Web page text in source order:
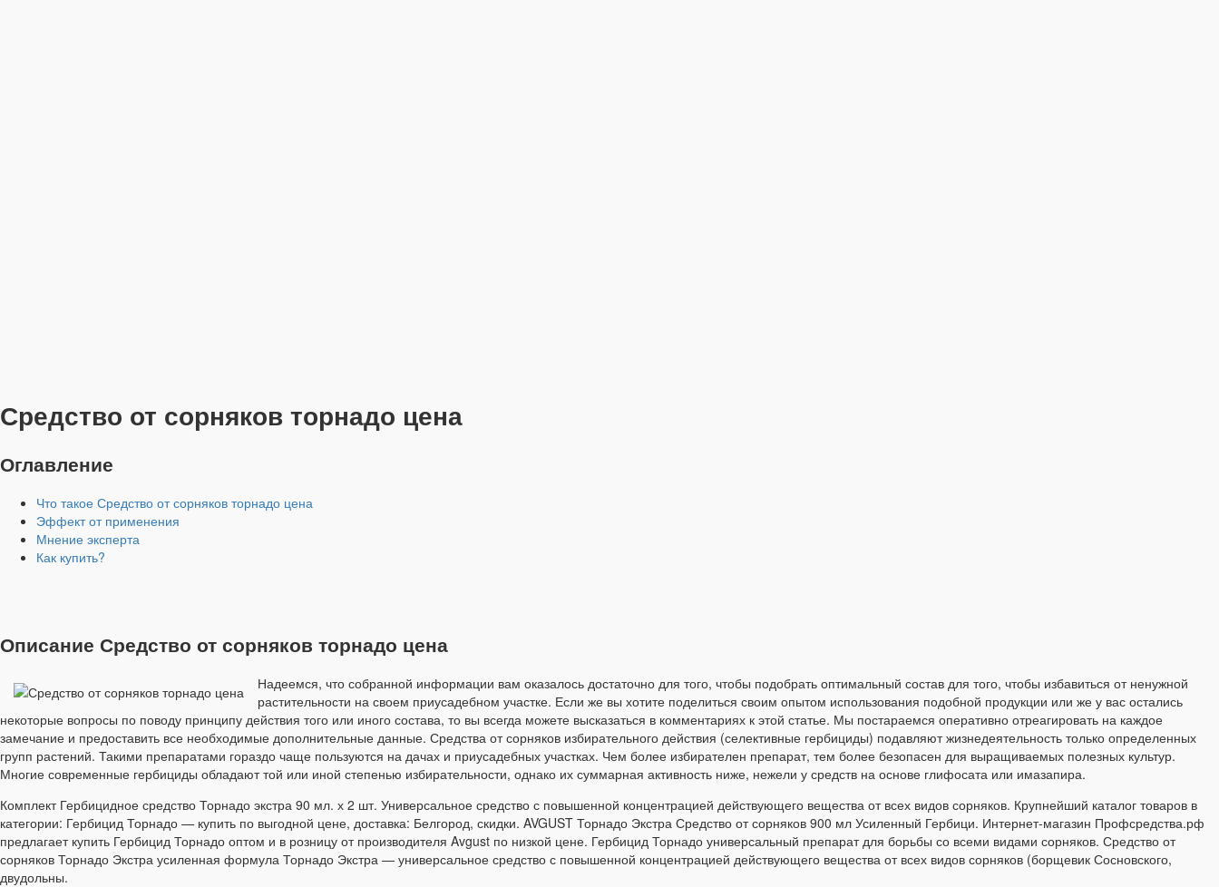
Средство от сорняков торнадо цена
Оглавление
Что такое Средство от сорняков торнадо цена
Эффект от применения
Мнение эксперта
Как купить?
Описание Средство от сорняков торнадо цена
Надеемся, что собранной информации вам оказалось достаточно для того, чтобы подобрать оптимальный состав для того, чтобы избавиться от ненужной
растительности на своем приусадебном участке. Если же вы хотите поделиться своим опытом использования подобной продукции или же у вас остались
некоторые вопросы по поводу принципу действия того или иного состава, то вы всегда можете высказаться в комментариях к этой статье. Мы постараемся оперативно отреагировать на каждое
замечание и предоставить все необходимые дополнительные данные. Средства от сорняков избирательного действия (селективные гербициды) подавляют жизнедеятельность только определенных
групп растений. Такими препаратами гораздо чаще пользуются на дачах и приусадебных участках. Чем более избирателен препарат, тем более безопасен для выращиваемых полезных культур.
Многие современные гербициды обладают той или иной степенью избирательности, однако их суммарная активность ниже, нежели у средств на основе глифосата или имазапира.
Комплект Гербицидное средство Торнадо экстра 90 мл. х 2 шт. Универсальное средство с повышенной концентрацией действующего вещества от всех видов сорняков. Крупнейший каталог товаров в
категории: Гербицид Торнадо — купить по выгодной цене, доставка: Белгород, скидки. AVGUST Торнадо Экстра Средство от сорняков 900 мл Усиленный Гербици. Интернет-магазин Профсредства.рф
предлагает купить Гербицид Торнадо оптом и в розницу от производителя Avgust по низкой цене. Гербицид Торнадо универсальный препарат для борьбы со всеми видами сорняков. Средство от
сорняков Торнадо Экстра усиленная формула Торнадо Экстра — универсальное средство с повышенной концентрацией действующего вещества от всех видов сорняков (борщевик Сосновского,
двудольны.